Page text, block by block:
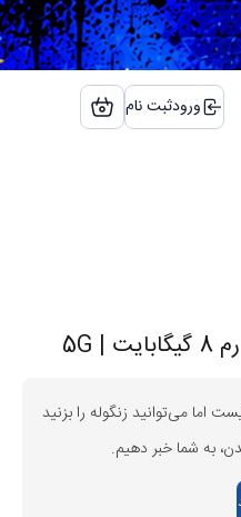
ورودثبت نام
اما می‌توانید زنگوله را بزنید
به شما خبر دهیم.